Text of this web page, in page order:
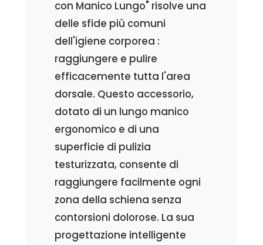
con Manico Lungo" risolve una
delle sfide più comuni
dell'igiene corporea :
raggiungere e pulire
efficacemente tutta l'area
dorsale. Questo accessorio,
dotato di un lungo manico
ergonomico e di una
superficie di pulizia
testurizzata, consente di
raggiungere facilmente ogni
zona della schiena senza
contorsioni dolorose. La sua
progettazione intelligente